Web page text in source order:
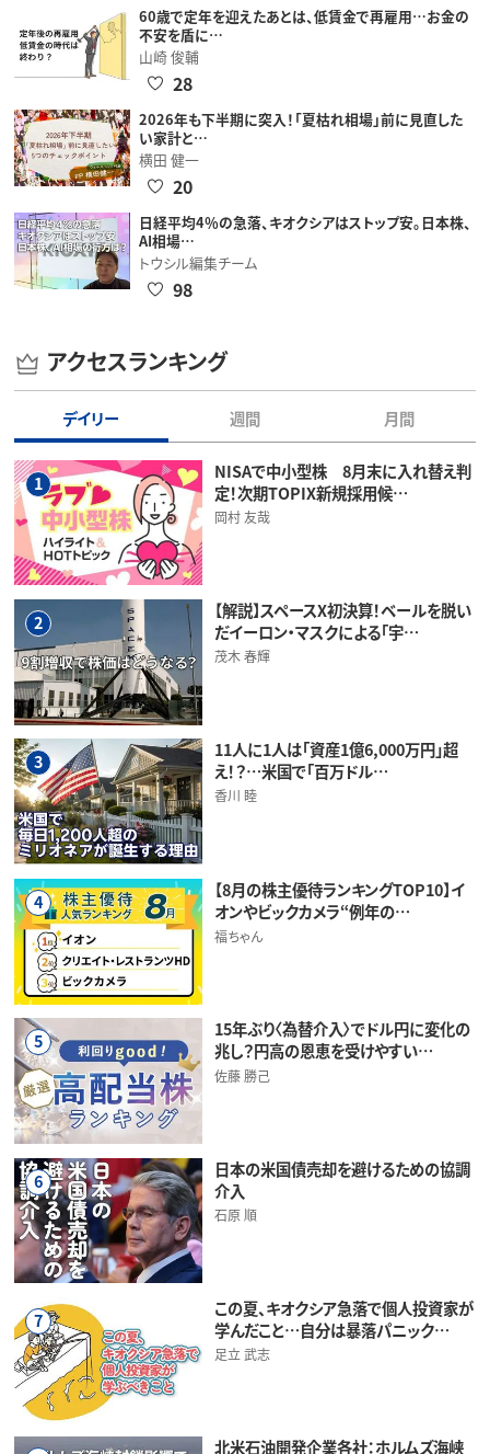
60歳で定年を迎えたあとは、低賃金で再雇用…お金の
不安を盾に…
山崎 俊輔
28
2026年も下半期に突入！「夏枯れ相場」前に見直した
い家計と…
横田 健一
20
日経平均4％の急落、キオクシアはストップ安。日本株、
AI相場…
トウシル編集チーム
98
アクセスランキング
デイリー 週間 月間
1
NISAで中小型株 8月末に入れ替え判
定！次期TOPIX新規採用候…
岡村 友哉
2
【解説】スペースX初決算！ベールを脱い
だイーロン・マスクによる「宇…
茂木 春輝
3
11人に1人は「資産1億6,000万円」超
え！？…米国で「百万ドル…
香川 睦
4
【8月の株主優待ランキングTOP10】イ
オンやビックカメラ“例年の…
福ちゃん
5
15年ぶり〈為替介入〉でドル円に変化の
兆し？円高の恩恵を受けやすい…
佐藤 勝己
6
日本の米国債売却を避けるための協調
介入
石原 順
7
この夏、キオクシア急落で個人投資家が
学んだこと…自分は暴落パニック…
足立 武志
北米石油開発企業各社：ホルムズ海峡